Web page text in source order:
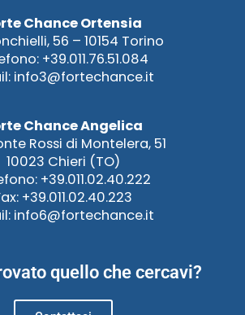
Chance Ortensia
56 – 10154 Torino
+39.011.76.51.084
info3@fortechance.it
Chance Angelica
Rossi di Montelera, 51
10023 Chieri (TO)
+39.011.02.40.222
+39.011.02.40.223
info6@fortechance.it
quello che cercavi?